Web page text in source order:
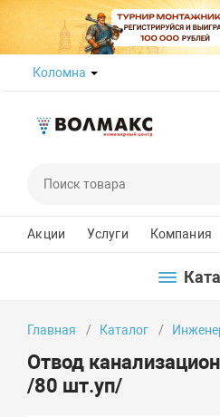
Коломна
Акции Услуги Компания
Главная Каталог
Отвод
/80 шт.уп/